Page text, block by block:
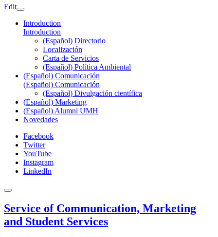
Edit
Introduction
Introduction
(Español) Directorio
Localización
Carta de Servicios
(Español) Política Ambiental
(Español) Comunicación
(Español) Comunicación
(Español) Divulgación científica
(Español) Marketing
(Español) Alumni UMH
Novedades
Facebook
Twitter
YouTube
Instagram
LinkedIn
Service of Communication, Marketing
and Student Services